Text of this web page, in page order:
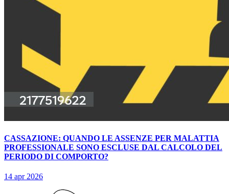
CASSAZIONE: QUANDO LE ASSENZE PER MALATTIA
PROFESSIONALE SONO ESCLUSE DAL CALCOLO DEL
PERIODO DI COMPORTO?
14 apr 2026